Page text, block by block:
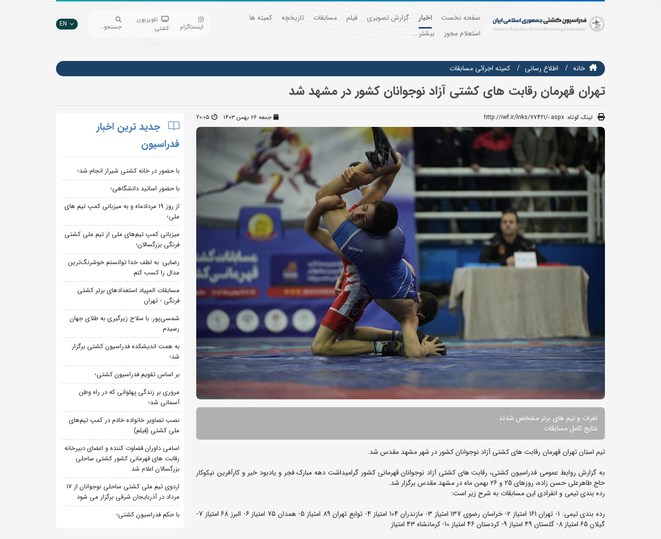
صفحه نخست اخبار گزارش تصویری فیلم مسابقات تاریخچه
کمیته ها
استعلام مجوز
بیشتر...
اینستاگرام
تلویزیون
کشتی
جستجو... EN
خانه اطلاع رسانی كميته اجرائي مسابقات
تهران قهرمان رقابت های کشتی آزاد نوجوانان کشور در مشهد شد
لینک کوتاه: http://iwf.ir/lnks/77421/-.aspx جمعه ۲۶ بهمن ۱۴۰۳ 20:05
نفرات و تیم های برتر مشخص شدند
نتایج کامل مسابقات
تیم استان تهران قهرمان رقابت های کشتی آزاد نوجوانان کشور در شهر مشهد مقدس شد.
به گزارش روابط عمومی فدراسیون کشتی، رقابت های کشتی آزاد نوجوانان قهرمانی کشور گرامیداشت دهه مبارک فجر و یادبود خیر و کارآفرین نیکوکار
حاج طاهرعلی حسن زاده، روزهای 25 و 26 بهمن ماه در مشهد مقدس برگزار شد.
رده بندی تیمی و انفرادی این مسابقات به شرح زیر است:
رده بندی تیمی: 1- تهران 161 امتیاز 2- خراسان رضوی 137 امتیاز 3- مازندران 104 امتیاز 4- توابع تهران 89 امتیاز 5- همدان 75 امتیاز 6- البرز 68 امتیاز 7-
گیلان 65 امتیاز 8- گلستان 49 امتیاز 9- کردستان 46 امتیاز 10- کرمانشاه 43 امتیاز
جدید ترین اخبار
فدراسیون
با حضور در خانه کشتی شیراز انجام شد؛
با حضور اساتید دانشگاهی؛
از روز 19 مردادماه و به میزبانی کمپ تیم های
ملی؛
میزبانی کمپ تیم‌های ملی از تیم ملی کشتی
فرنگی بزرگسالان؛
رضایی: به لطف خدا توانستم خوشرنگ‌ترین
مدال را کسب کنم
مسابقات المپیاد استعدادهای برتر کشتی
فرنگی - تهران
شمسی‌پور: با سلاح زیرگیری به طلای جهان
رسیدم
به همت اندیشکده فدراسیون کشتی برگزار
شد؛
بر اساس تقویم فدراسیون کشتی؛
مروری بر زندگی پهلوانی که در راه وطن
آسمانی شد؛
نصب تصاویر خانواده خادم در کمپ تیم‌های
ملی کشتی (فیلم)
اسامی داوران قضاوت کننده و اعضای دبیرخانه
رقابت های قهرمانی کشور کشتی ساحلی
بزرگسالان اعلام شد
اردوی تیم ملی کشتی ساحلی نوجوانان از 17
مرداد در آذربایجان شرقی برگزار می شود
با حکم فدراسیون کشتی؛